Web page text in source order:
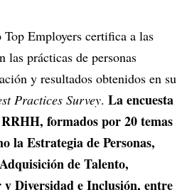
Employers certifica a las
las prácticas de personas
y resultados obtenidos en su
Practices Survey. La encuesta
formados por 20 temas
la Estrategia de Personas,
de Talento,
Diversidad e Inclusión, entre